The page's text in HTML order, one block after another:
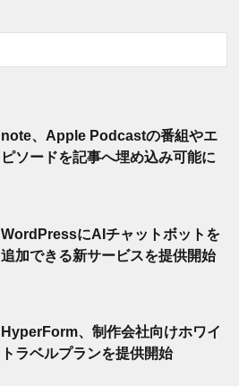
note、Apple Podcastの番組やエ
ピソードを記事へ埋め込み可能に
WordPressにAIチャットボットを
追加できる新サービスを提供開始
HyperForm、制作会社向けホワイ
トラベルプランを提供開始